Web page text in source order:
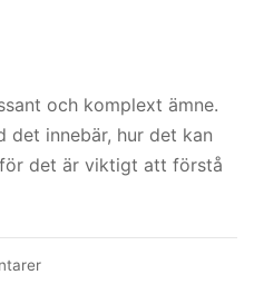
och komplext ämne.
det innebär, hur det kan
det är viktigt att förstå
till